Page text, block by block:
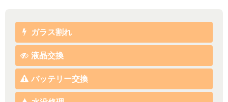
ガラス割れ
液晶交換
バッテリー交換